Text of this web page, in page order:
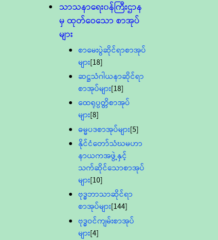
သာသနာရေး၀န်ကြီးဌာန
မှ ထုတ်ဝေသော စာအုပ်
များ
စာမေးပွဲဆိုင်ရာစာအုပ်
များ[18]
ဆဋ္ဌသံဂါယနာဆိုင်ရာ
စာအုပ်များ[18]
ထေရုပ္ပတ္တိစာအုပ်
များ[8]
ဓမ္မပဒစာအုပ်များ[5]
နိုင်ငံတော်သံဃမဟာ
နာယကအဖွဲ့နှင့်
သက်ဆိုင်သောစာအုပ်
များ[10]
ဗုဒ္ဓဘာသာဆိုင်ရာ
စာအုပ်များ[144]
ဗုဒ္ဓဝင်ကျမ်းစာအုပ်
များ[4]